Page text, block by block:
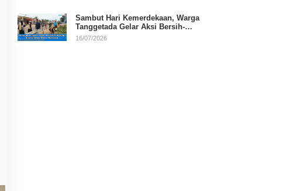
Sambut Hari Kemerdekaan, Warga
Tanggetada Gelar Aksi Bersih-
Bersih Desa
16/07/2026